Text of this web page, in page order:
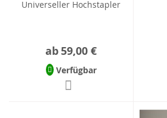
Universeller Hochstapler
ab 59,00 €
Verfügbar